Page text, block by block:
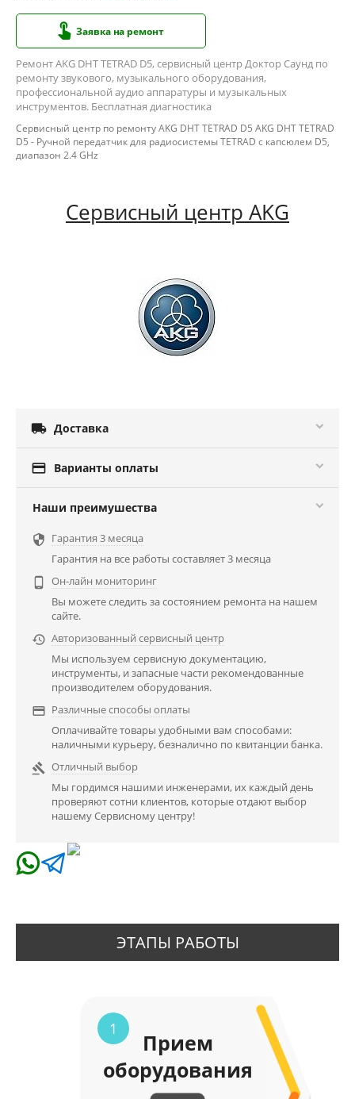
Заявка на ремонт
Ремонт AKG DHT TETRAD D5, сервисный центр Доктор Саунд по
ремонту звукового, музыкального оборудования,
профессиональной аудио аппаратуры и музыкальных
инструментов. Бесплатная диагностика
Сервисный центр по ремонту AKG DHT TETRAD D5 AKG DHT TETRAD
D5 - Ручной передатчик для радиосистемы TETRAD с капсюлем D5,
диапазон 2.4 GHz
Сервисный центр AKG
 Доставка
 Варианты оплаты
Наши преимушества
 Гарантия 3 месяца
Гарантия на все работы составляет 3 месяца

Он-лайн мониторинг
Вы можете следить за состоянием ремонта на нашем
сайте.
 Авторизованный сервисный центр
Мы используем сервисную документацию,
инструменты, и запасные части рекомендованные
производителем оборудования.
 Различные способы оплаты
Оплачивайте товары удобными вам способами:
наличными курьеру, безналично по квитанции банка.
 Отличный выбор
Мы гордимся нашими инженерами, их каждый день
проверяют сотни клиентов, которые отдают выбор
нашему Сервисному центру!
ЭТАПЫ РАБОТЫ
1
Прием
оборудования